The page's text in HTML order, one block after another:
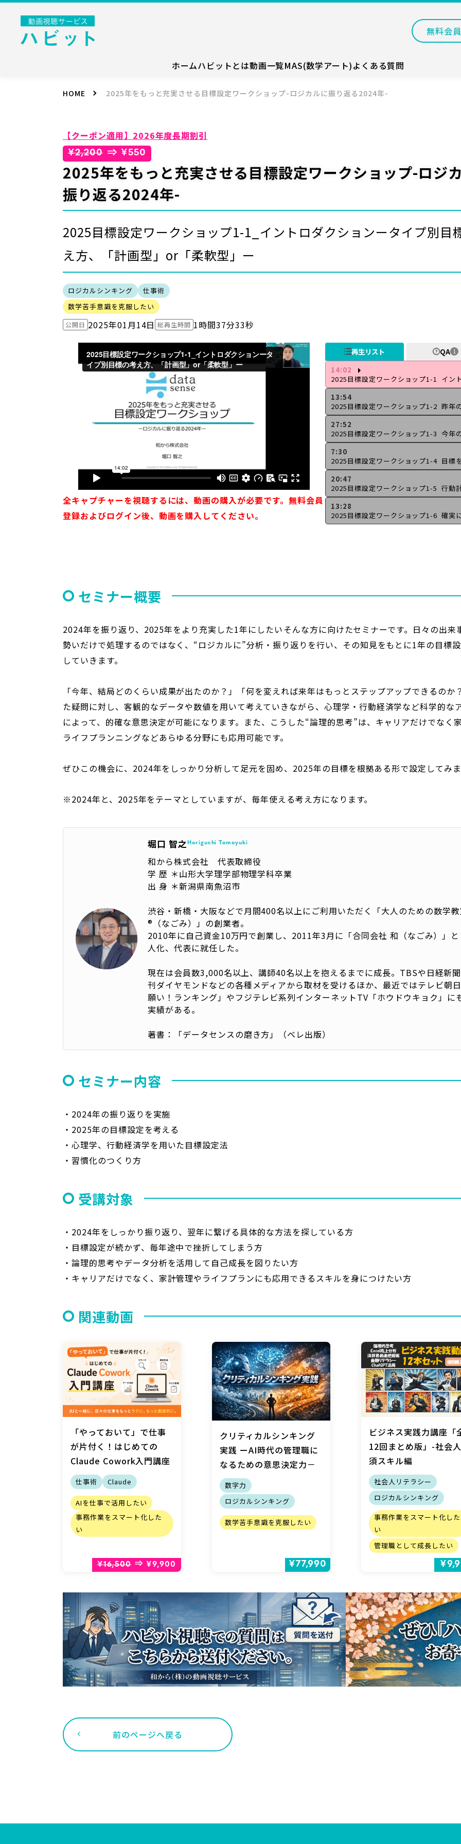
無料会
ホームハビットとは動画一覧MAS(数学アート)よくある質問
HOME 2025年をもっと充実させる目標設定ワークショップ-ロジカルに振り返る2024年-
【クーポン適用】2026年度長期割引
¥2,200 ⇒ ¥550
2025年をもっと充実させる目標設定ワークショップ-ロジ
振り返る2024年-
2025目標設定ワークショップ1-1_イントロダクションータイプ別目
え方、「計画型」or「柔軟型」ー
ロジカルシンキング
仕事術
数学苦手意識を克服したい
公開日 2025年01月14日 総再生時間 1時間37分33秒
全キャプチャーを視聴するには、動画の購入が必要です。無料会員
登録およびログイン後、動画を購入してください。
再生リスト QA 1
14:02
13:54
27:52
7:30
20:47
13:28
セミナー概要
2024年を振り返り、2025年をより充実した1年にしたい――そんな方に向けたセミナーです。日々の出来
勢いだけで処理するのではなく、“ロジカルに”分析・振り返りを行い、その知見をもとに1年の目標
していきます。
「今年、結局どのくらい成果が出たのか？」「何を変えれば来年はもっとステップアップできるのか
た疑問に対し、客観的なデータや数値を用いて考えていきながら、心理学・行動経済学など科学的な
によって、的確な意思決定が可能になります。また、こうした“論理的思考”は、キャリアだけでなく
ライフプランニングなどあらゆる分野にも応用可能です。
ぜひこの機会に、2024年をしっかり分析して足元を固め、2025年の目標を根拠ある形で設定してみ
※2024年と、2025年をテーマとしていますが、毎年使える考え方になります。
堀口 智之Horiguchi Tomoyuki
和から株式会社 代表取締役
学 歴 ＊山形大学理学部物理学科卒業
出 身 ＊新潟県南魚沼市
渋谷・新橋・大阪などで月間400名以上にご利用いただく「大人のための数学
®（なごみ）」の創業者。
2010年に自己資金10万円で創業し、2011年3月に「合同会社 和（なごみ）」と
人化、代表に就任した。
現在は会員数3,000名以上、講師40名以上を抱えるまでに成長。TBSや日経新
刊ダイヤモンドなどの各種メディアから取材を受けるほか、最近ではテレビ朝
願い！ランキング」やフジテレビ系列インターネットTV「ホウドウキョク」に
実績がある。
著書：「データセンスの磨き方」（ベレ出版）
セミナー内容
・2024年の振り返りを実施
・2025年の目標設定を考える
・心理学、行動経済学を用いた目標設定法
・習慣化のつくり方
受講対象
・2024年をしっかり振り返り、翌年に繋げる具体的な方法を探している方
・目標設定が続かず、毎年途中で挫折してしまう方
・論理的思考やデータ分析を活用して自己成長を図りたい方
・キャリアだけでなく、家計管理やライフプランにも応用できるスキルを身につけたい方
関連動画
「やっておいて」で仕事
が片付く！はじめての
Claude Cowork入門講座
仕事術 Claude
AIを仕事で活用したい
事務作業をスマート化した
い
¥16,500 ⇒ ¥9,900
クリティカルシンキング
実践 ーAI時代の管理職に
なるための意思決定力－
数字力
ロジカルシンキング
数学苦手意識を克服したい
¥77,990
ビジネス実践力講座「
12回まとめ版」-社会
須スキル編
社会人リテラシー
ロジカルシンキング
事務作業をスマート化した
い
管理職として成長したい
前のページへ戻る